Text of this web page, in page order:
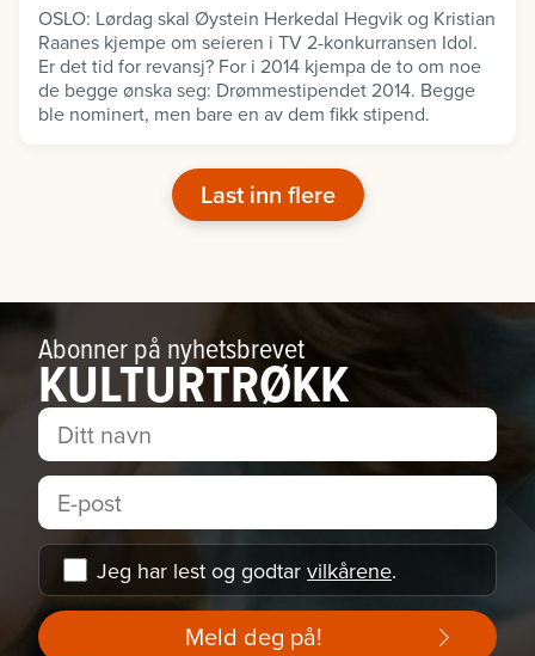
OSLO: Lørdag skal Øystein Herkedal Hegvik og Kristian
Raanes kjempe om seieren i TV 2-konkurransen Idol.
Er det tid for revansj? For i 2014 kjempa de to om noe
de begge ønska seg: Drømmestipendet 2014. Begge
ble nominert, men bare en av dem fikk stipend.
Last inn flere
Abonner på nyhetsbrevet
KULTURTRØKK
Jeg har lest og godtar vilkårene.
Meld deg på!